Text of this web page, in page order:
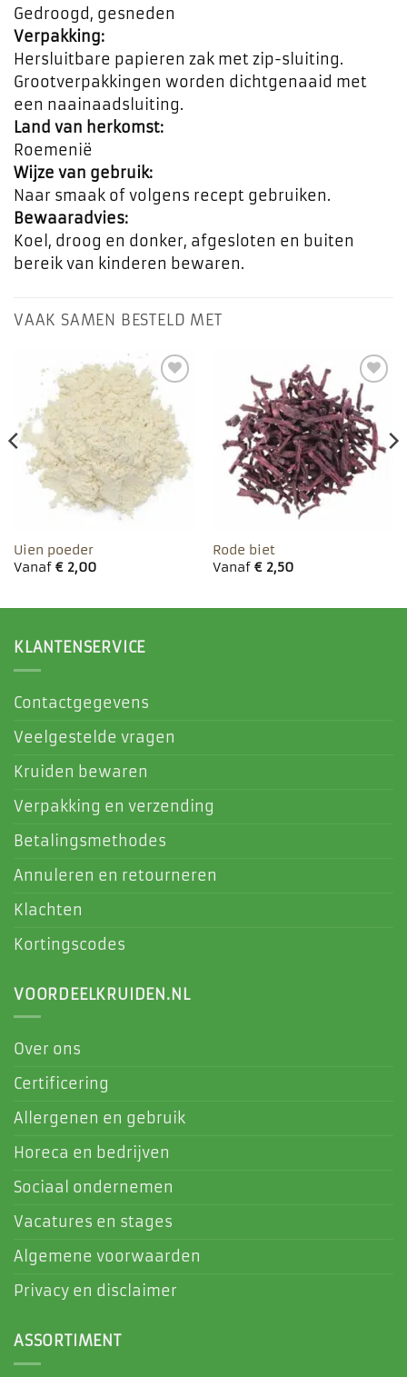
Gedroogd, gesneden
Verpakking:
Hersluitbare papieren zak met zip-sluiting.
Grootverpakkingen worden dichtgenaaid met
een naainaadsluiting.
Land van herkomst:
Roemenië
Wijze van gebruik:
Naar smaak of volgens recept gebruiken.
Bewaaradvies:
Koel, droog en donker, afgesloten en buiten
bereik van kinderen bewaren.
VAAK SAMEN BESTELD MET
Toevoegen
aan
favorieten
Uien poeder
Vanaf €2,00
Toevoegen
aan
favorieten
Rode biet
Vanaf €2,50
KLANTENSERVICE
Contactgegevens
Veelgestelde vragen
Kruiden bewaren
Verpakking en verzending
Betalingsmethodes
Annuleren en retourneren
Klachten
Kortingscodes
VOORDEELKRUIDEN.NL
Over ons
Certificering
Allergenen en gebruik
Horeca en bedrijven
Sociaal ondernemen
Vacatures en stages
Algemene voorwaarden
Privacy en disclaimer
ASSORTIMENT